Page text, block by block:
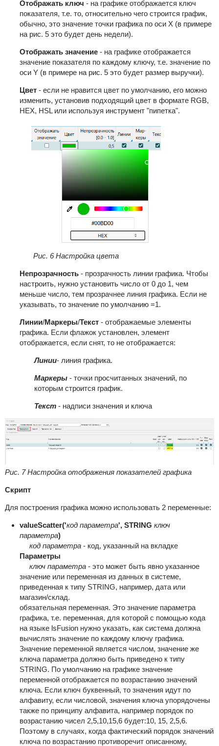
Отображать ключ - на графике отображается ключ
показателя, т.е. то, относительно чего строится график,
обычно, это значение точки графика по оси Х (в примере
на рис. 5 это будет день недели).
Отображать значение - на графике отображается
значение показателя по каждому ключу, т.е. значение по
оси Y (в примере на рис. 5 это будет размер выручки).
Цвет - если не нравится цвет по умолчанию, его можно
изменить, установив подходящий цвет в формате RGB,
HEX, HSL или используя инструмент "пипетка".
Рис. 6 Настройка цвета
Непрозрачность - прозрачность линии графика. Чтобы
настроить, нужно установить число от 0 до 1, чем
меньше число, тем прозрачнее линия графика. Если не
указывать, то значение по умолчанию =1.
Линии/Маркеры/Текст - отображаемые элементы
графика. Если флажок установлен, элемент
отображается, если снят, то не отображается:
Линии- линия графика.
Маркеры - точки просчитанных значений, по
которым строится график.
Текст - надписи значения и ключа
Рис. 7 Настройка отображения показателей графика
Скрипт
Для построения графика можно использовать 2 переменные:
valueScatter('код параметра', STRING ключ
параметрa)
код параметра - код, указанный на вкладке
Параметры
ключ параметра - это может быть явно указанное
значение или переменная из данных в системе,
приведенная к типу STRING, например, дата или
магазин/склад.
обязательная переменная. Это значение параметра
графика, т.е. переменная, для которой с помощью кода
на языке lsFusion нужно указать, как система должна
вычислять значение по каждому ключу графика.
Значение переменной является числом, значение же
ключа параметра должно быть приведено к типу
STRING. По умолчанию на графике значение
переменной отображается по возрастанию значений
ключа. Если ключ буквенный, то значения идут по
алфавиту, если числовой, значения ключа упорядочены
также по принципу алфавита, например порядок по
возрастанию чисел 2,5,10,15,6 будет:10, 15, 2,5,6.
Поэтому в случаях, когда фактический порядок значений
ключа по возрастанию противоречит описанному,